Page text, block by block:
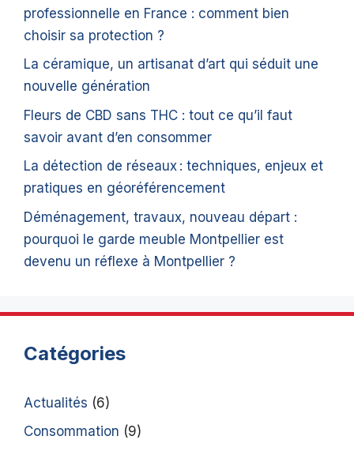
professionnelle en France : comment bien
choisir sa protection ?
La céramique, un artisanat d’art qui séduit une
nouvelle génération
Fleurs de CBD sans THC : tout ce qu’il faut
savoir avant d’en consommer
La détection de réseaux : techniques, enjeux et
pratiques en géoréférencement
Déménagement, travaux, nouveau départ :
pourquoi le garde meuble Montpellier est
devenu un réflexe à Montpellier ?
Catégories
Actualités (6)
Consommation (9)